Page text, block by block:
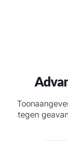
tegen